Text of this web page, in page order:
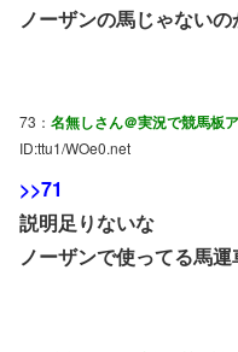
ノーザンの馬じゃないの
73： 名無しさん＠実況で競馬板
ID:ttu1/WOe0.net
>>71
説明足りないな
ノーザンで使ってる馬